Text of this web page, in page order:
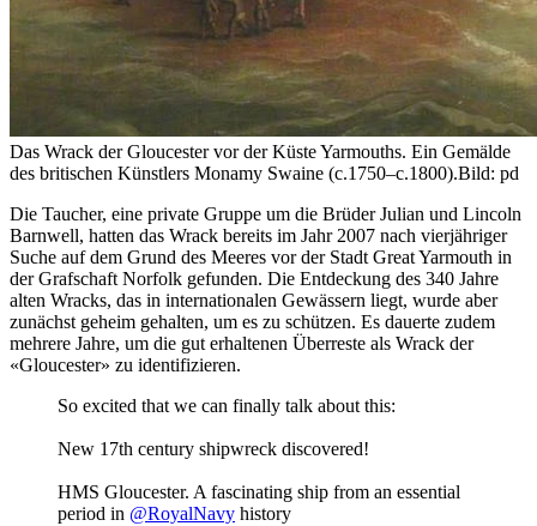
Das Wrack der Gloucester vor der Küste Yarmouths. Ein Gemälde
des britischen Künstlers Monamy Swaine (c.1750–c.1800).Bild: pd
Die Taucher, eine private Gruppe um die Brüder Julian und Lincoln
Barnwell, hatten das Wrack bereits im Jahr 2007 nach vierjähriger
Suche auf dem Grund des Meeres vor der Stadt Great Yarmouth in
der Grafschaft Norfolk gefunden. Die Entdeckung des 340 Jahre
alten Wracks, das in internationalen Gewässern liegt, wurde aber
zunächst geheim gehalten, um es zu schützen. Es dauerte zudem
mehrere Jahre, um die gut erhaltenen Überreste als Wrack der
«Gloucester» zu identifizieren.
So excited that we can finally talk about this:
New 17th century shipwreck discovered!
HMS Gloucester. A fascinating ship from an essential
period in @RoyalNavy history